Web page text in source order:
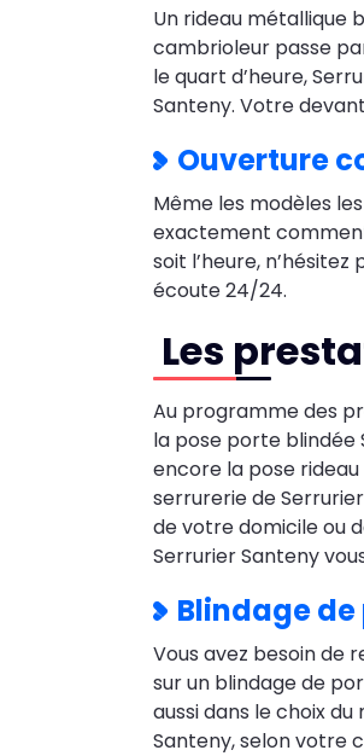
Un rideau métallique
cambrioleur passe
le quart d’heure,
Santeny. Votre
Ouverture
Même les modèles
exactement
soit l’heure,
écoute 24/24.
Les
Au programme des
la pose porte blindée
encore la pose
serrurerie de
de votre domicile ou
Serrurier Santeny
Blindage
Vous avez besoin de
sur un blindage de
aussi dans le choix
Santeny, selon votre